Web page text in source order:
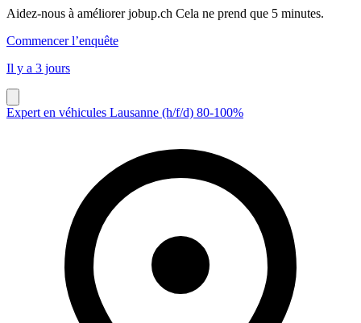
Aidez-nous à améliorer jobup.ch Cela ne prend que 5 minutes.
Commencer l’enquête
Il y a 3 jours
Expert en véhicules Lausanne (h/f/d) 80-100%